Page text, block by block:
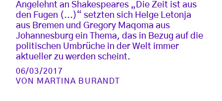
Angelehnt an Shakespeares „Die Zeit ist aus
den Fugen (...)“ setzten sich Helge Letonja
aus Bremen und Gregory Maqoma aus
Johannesburg ein Thema, das in Bezug auf die
politischen Umbrüche in der Welt immer
aktueller zu werden scheint.
06/03/2017
VON MARTINA BURANDT